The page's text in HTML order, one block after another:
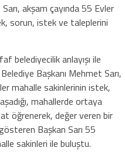
akşam çayında 55 Evler
sorun, istek ve taleplerini
belediyecilik anlayışı ile
Başkanı Mehmet Sarı,
mahalle sakinlerinin istek,
mahallerde ortaya
öğrenerek, değer veren bir
gösteren Başkan Sarı 55
sakinleri ile buluştu.